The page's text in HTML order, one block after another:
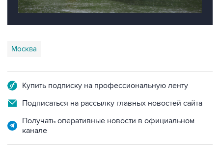
Подписаться на рассылку главных новостей сайта
Получать оперативные новости в официальном
НОВОСТИ ПО ТЕМЕ